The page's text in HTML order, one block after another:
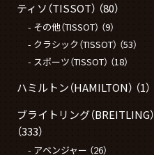
ティソ（TISSOT） （80）
その他（TISSOT） （9）
クラシック（TISSOT） （53）
スポーツ（TISSOT） （18）
ハミルトン（HAMILTON） （1）
ブライトリング（BREITLING）
（333）
アベンジャー （26）